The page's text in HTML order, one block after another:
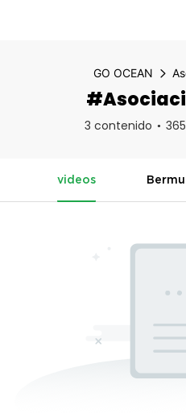
GO OCEAN
3 contenido
videos